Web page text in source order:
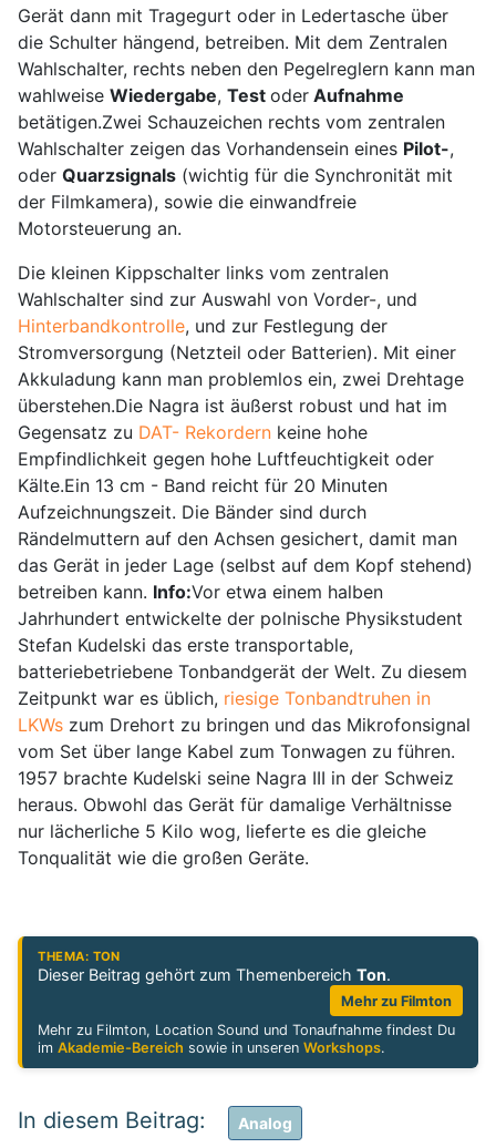
Gerät dann mit Tragegurt oder in Ledertasche über
die Schulter hängend, betreiben. Mit dem Zentralen
Wahlschalter, rechts neben den Pegelreglern kann man
wahlweise Wiedergabe, Test oder Aufnahme
betätigen.Zwei Schauzeichen rechts vom zentralen
Wahlschalter zeigen das Vorhandensein eines Pilot-,
oder Quarzsignals (wichtig für die Synchronität mit
der Filmkamera), sowie die einwandfreie
Motorsteuerung an.
Die kleinen Kippschalter links vom zentralen
Wahlschalter sind zur Auswahl von Vorder-, und
Hinterbandkontrolle, und zur Festlegung der
Stromversorgung (Netzteil oder Batterien). Mit einer
Akkuladung kann man problemlos ein, zwei Drehtage
überstehen.Die Nagra ist äußerst robust und hat im
Gegensatz zu DAT- Rekordern keine hohe
Empfindlichkeit gegen hohe Luftfeuchtigkeit oder
Kälte.Ein 13 cm - Band reicht für 20 Minuten
Aufzeichnungszeit. Die Bänder sind durch
Rändelmuttern auf den Achsen gesichert, damit man
das Gerät in jeder Lage (selbst auf dem Kopf stehend)
betreiben kann. Info:Vor etwa einem halben
Jahrhundert entwickelte der polnische Physikstudent
Stefan Kudelski das erste transportable,
batteriebetriebene Tonbandgerät der Welt. Zu diesem
Zeitpunkt war es üblich, riesige Tonbandtruhen in
LKWs zum Drehort zu bringen und das Mikrofonsignal
vom Set über lange Kabel zum Tonwagen zu führen.
1957 brachte Kudelski seine Nagra III in der Schweiz
heraus. Obwohl das Gerät für damalige Verhältnisse
nur lächerliche 5 Kilo wog, lieferte es die gleiche
Tonqualität wie die großen Geräte.
THEMA: TON
Dieser Beitrag gehört zum ThemenbereichTon.
Mehr zu Filmton
Mehr zu Filmton, Location Sound und Tonaufnahme findest Du
imAkademie-Bereich sowie in unserenWorkshops.
Analog